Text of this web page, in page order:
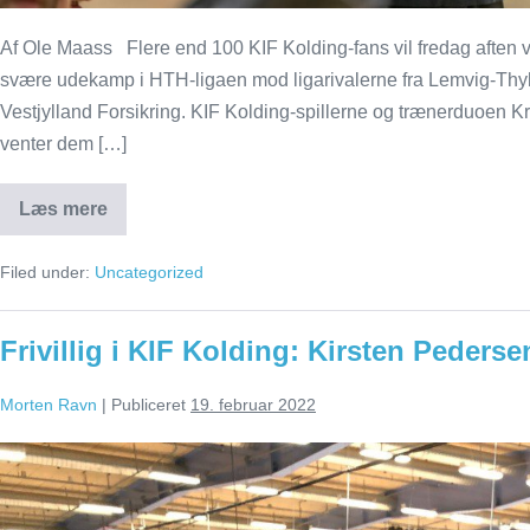
Af Ole Maass Flere end 100 KIF Kolding-fans vil fredag
svære udekamp i HTH-ligaen mod ligarivalerne fra Lemvig-
Vestjylland Forsikring. KIF Kolding-spillerne og trænerduoen
venter dem […]
Læs mere
KIF
får
opbakning
Lemvig
Filed under: Uncategorized
Frivillig i KIF Kolding: Kirsten
Morten Ravn | Publiceret 19. februar 2022
Frivillig
i
KIF